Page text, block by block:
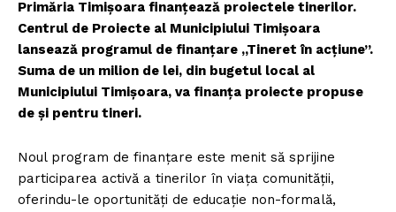
Primăria Timişoara finanţează proiectele tinerilor.
Centrul de Proiecte al Municipiului Timişoara
lansează programul de finanţare „Tineret în acţiune”.
Suma de un milion de lei, din bugetul local al
Municipiului Timişoara, va finanţa proiecte propuse
de şi pentru tineri.
Noul program de finanţare este menit să sprijine
participarea activă a tinerilor în viaţa comunităţii,
oferindu-le oportunităţi de educaţie non-formală,